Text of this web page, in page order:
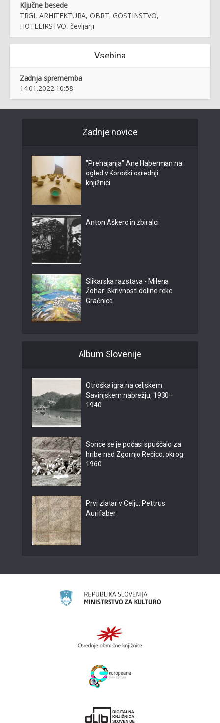
Ključne besede
TRGI, ARHITEKTURA, OBRT, GOSTINSTVO,
HOTELIRSTVO, čevljarji
Vsebina
Zadnja sprememba
14.01.2022 10:58
Zadnje novice
"Prehajanja" Ane Haberman na
ogled v Koroški osrednji
knjižnici
Anton Aškerc in zbiralci
Slikarska razstava - Milena
Žohar: Skrivnosti doline reke
Gračnice
Album Slovenije
Otroška igra na celjskem
Savinjskem nabrežju, 1930–
1940
Sonce se je počasi spuščalo za
hribe nad Zgornjo Rečico, okrog
1960
Prvi zlatar v Celju: Pettrus
Aurifaber